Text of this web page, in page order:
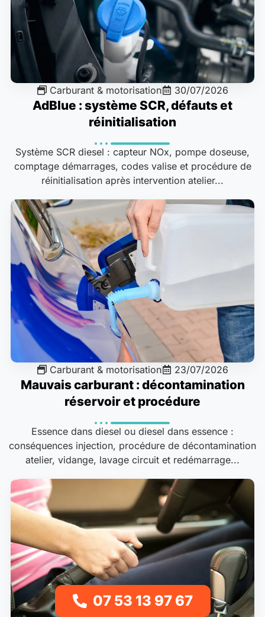
Carburant & motorisation 30/07/2026
AdBlue : système SCR, défauts et
réinitialisation
Système SCR diesel : capteur NOx, pompe doseuse,
comptage démarrages, codes valise et procédure de
réinitialisation après intervention atelier...
Carburant & motorisation 23/07/2026
Mauvais carburant : décontamination
réservoir et procédure
Essence dans diesel ou diesel dans essence :
conséquences injection, procédure de décontamination
atelier, vidange, lavage circuit et redémarrage...
07 53 13 97 67